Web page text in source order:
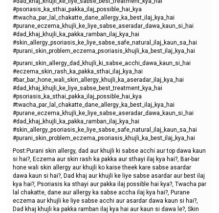
#psoriasis_ka_sthai_pakka_ilaj_possible_hai_kya
#twacha_par_lal_chakatte_dane_allergy_ka_best_ilaj_kya_hai
#purane_eczema_khujli_ke_liye_sabse_aseradar_dawa_kaun_si_hai
#dad_khaj_khujli_ka_pakka_ramban_ilaj_kya_hai
#skin_allergy_psoriasis_ke_liye_sabse_safe_natural_ilaj_kaun_sa_hai
#purani_skin_problem_eczema_psoriasis_khujli_ka_best_ilaj_kya_hai
#purani_skin_allergy_dad_khujli_ki_sabse_acchi_dawa_kaun_si_hai
#eczema_skin_rash_ka_pakka_sthai_ilaj_kya_hai
#bar_bar_hone_wali_skin_allergy_khujli_ka_aseradar_ilaj_kya_hai
#dad_khaj_khujli_ke_liye_sabse_best_treatment_kya_hai
#psoriasis_ka_sthai_pakka_ilaj_possible_hai_kya
#twacha_par_lal_chakatte_dane_allergy_ka_best_ilaj_kya_hai
#purane_eczema_khujli_ke_liye_sabse_aseradar_dawa_kaun_si_hai
#dad_khaj_khujli_ka_pakka_ramban_ilaj_kya_hai
#skin_allergy_psoriasis_ke_liye_sabse_safe_natural_ilaj_kaun_sa_hai
#purani_skin_problem_eczema_psoriasis_khujli_ka_best_ilaj_kya_hai
Post:Purani skin allergy, dad aur khujli ki sabse acchi aur top dawa kaun
si hai?, Eczema aur skin rash ka pakka aur sthayi ilaj kya hai?, Bar-bar
hone wali skin allergy aur khujli ko kaise theek kare sabse asardar
dawa kaun si hai?, Dad khaj aur khujli ke liye sabse asardar aur best ilaj
kya hai?, Psoriasis ka sthayi aur pakka ilaj possible hai kya?, Twacha par
lal chakatte, dane aur allergy ka sabse accha ilaj kya hai?, Purane
eczema aur khujli ke liye sabse acchi aur asardar dawa kaun si hai?,
Dad khaj khujli ka pakka ramban ilaj kya hai aur kaun si dawa le?, Skin